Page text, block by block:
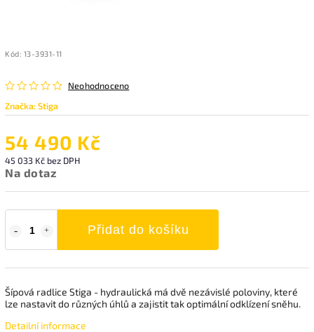
Kód: 13-3931-11
Neohodnoceno
Značka:Stiga
54 490 Kč
45 033 Kč bez DPH
Na dotaz
Přidat do košíku
Šípová radlice Stiga - hydraulická má dvě nezávislé poloviny, které
lze nastavit do různých úhlů a zajistit tak optimální odklízení sněhu.
Detailní informace